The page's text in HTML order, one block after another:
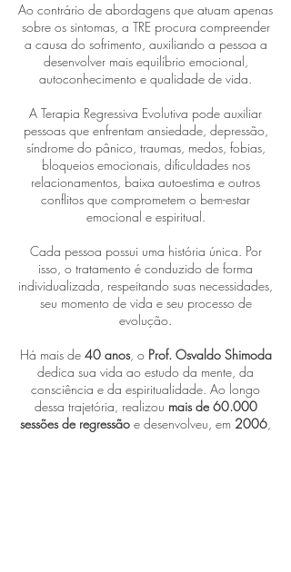
Ao contrário de abordagens que atuam apenas
sobre os sintomas, a TRE procura compreender
a causa do sofrimento, auxiliando a pessoa a
desenvolver mais equilíbrio emocional,
autoconhecimento e qualidade de vida.
A Terapia Regressiva Evolutiva pode auxiliar
pessoas que enfrentam ansiedade, depressão,
síndrome do pânico, traumas, medos, fobias,
bloqueios emocionais, dificuldades nos
relacionamentos, baixa autoestima e outros
conflitos que comprometem o bem-estar
emocional e espiritual.
Cada pessoa possui uma história única. Por
isso, o tratamento é conduzido de forma
individualizada, respeitando suas necessidades,
seu momento de vida e seu processo de
evolução.
Há mais de 40 anos, o Prof. Osvaldo Shimoda
dedica sua vida ao estudo da mente, da
consciência e da espiritualidade. Ao longo
dessa trajetória, realizou mais de 60.000
sessões de regressão e desenvolveu, em 2006,